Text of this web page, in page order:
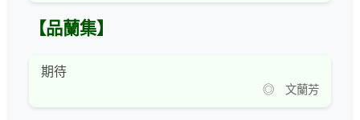
【品蘭集】
期待
◎ 文蘭芳